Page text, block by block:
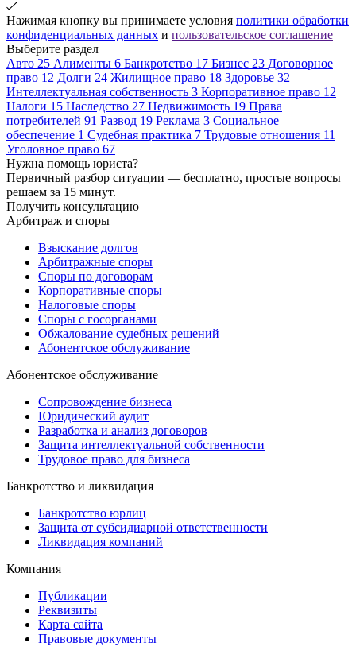
Нажимая кнопку вы принимаете условия политики обработки
конфиденциальных данных и пользовательское соглашение
Выберите раздел
Авто 25 Алименты 6 Банкротство 17 Бизнес 23 Договорное
право 12 Долги 24 Жилищное право 18 Здоровье 32
Интеллектуальная собственность 3 Корпоративное право 12
Налоги 15 Наследство 27 Недвижимость 19 Права
потребителей 91 Развод 19 Реклама 3 Социальное
обеспечение 1 Судебная практика 7 Трудовые отношения 11
Уголовное право 67
Нужна помощь юриста?
Первичный разбор ситуации — бесплатно, простые вопросы
решаем за 15 минут.
Получить консультацию
Арбитраж и споры
Взыскание долгов
Арбитражные споры
Споры по договорам
Корпоративные споры
Налоговые споры
Споры с госорганами
Обжалование судебных решений
Абонентское обслуживание
Абонентское обслуживание
Сопровождение бизнеса
Юридический аудит
Разработка и анализ договоров
Защита интеллектуальной собственности
Трудовое право для бизнеса
Банкротство и ликвидация
Банкротство юрлиц
Защита от субсидиарной ответственности
Ликвидация компаний
Компания
Публикации
Реквизиты
Карта сайта
Правовые документы